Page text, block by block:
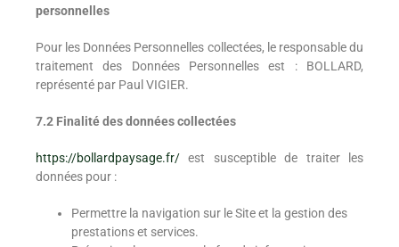
personnelles
Pour les Données Personnelles collectées, le responsable du
traitement des Données Personnelles est : BOLLARD,
représenté par Paul VIGIER.
7.2 Finalité des données collectées
https://bollardpaysage.fr/ est susceptible de traiter les
données pour :
Permettre la navigation sur le Site et la gestion des
prestations et services.